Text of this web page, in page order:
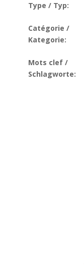
Type / Typ:
Catégorie /
Kategorie:
Mots clef /
Schlagworte: